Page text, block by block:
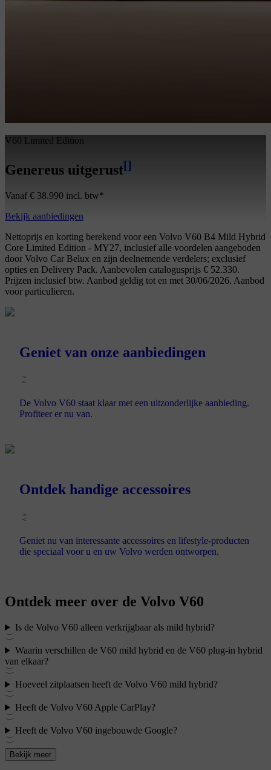
V60 Limited Edition
Genereus uitgerust[]
Vanaf € 38.990 incl. btw*
Bekijk aanbiedingen
Nettoprijs en korting berekend voor een Volvo V60 B4 Mild Hybrid
Core Limited Edition - MY27, inclusief alle voordelen aangeboden
door Volvo Car Belux en zijn deelnemende verdelers; exclusief
opties en Delivery Pack. Aanbevolen catalogusprijs € 52.330.
Prijzen inclusief btw. Aanbod geldig tot en met 30/06/2026. Aanbod
voor particulieren.
Geniet van onze aanbiedingen
De Volvo V60 staat klaar met een uitzonderlijke aanbieding.
Profiteer er nu van.
Ontdek handige accessoires
Geniet nu van interessante accessoires en lifestyle-producten
die speciaal voor u en uw Volvo werden ontworpen.
Ontdek meer over de Volvo V60
Is de Volvo V60 alleen verkrijgbaar als mild hybrid?
Waarin verschillen de V60 mild hybrid en de V60 plug-in hybrid
van elkaar?
Hoeveel zitplaatsen heeft de Volvo V60 mild hybrid?
Heeft de Volvo V60 Apple CarPlay?
Heeft de Volvo V60 ingebouwde Google?
Bekijk meer